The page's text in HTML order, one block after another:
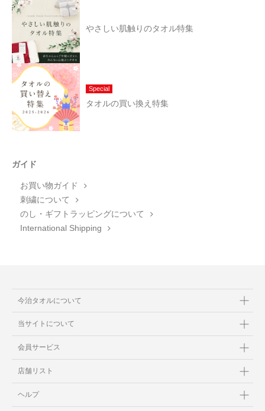
やさしい肌触りのタオル特集
Special
タオルの買い換え特集
ガイド
お買い物ガイド
刺繍について
のし・ギフトラッピングについて
International Shipping
今治タオルについて
当サイトについて
会員サービス
店舗リスト
ヘルプ